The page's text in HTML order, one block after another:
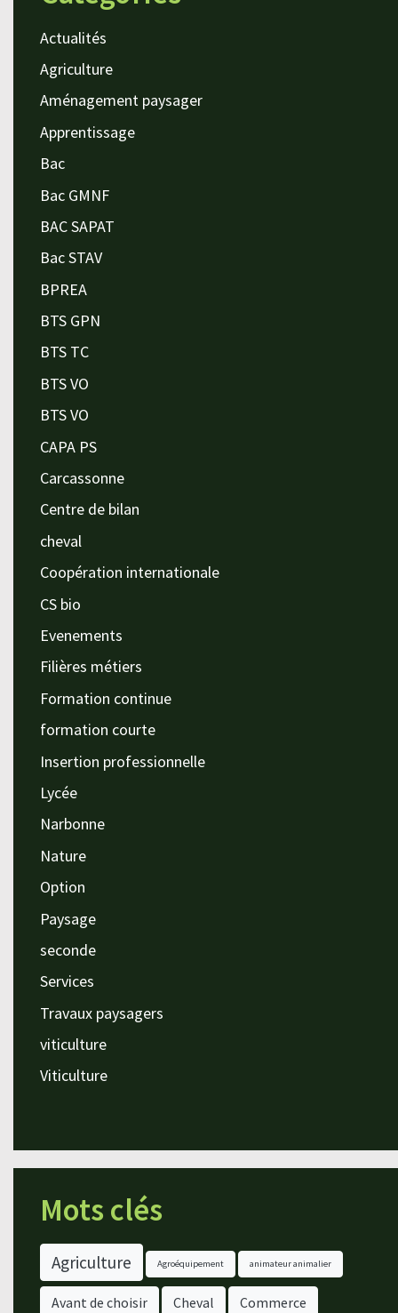
Actualités
Agriculture
Aménagement paysager
Apprentissage
Bac
Bac GMNF
BAC SAPAT
Bac STAV
BPREA
BTS GPN
BTS TC
BTS VO
BTS VO
CAPA PS
Carcassonne
Centre de bilan
cheval
Coopération internationale
CS bio
Evenements
Filières métiers
Formation continue
formation courte
Insertion professionnelle
Lycée
Narbonne
Nature
Option
Paysage
seconde
Services
Travaux paysagers
viticulture
Viticulture
Mots clés
Agriculture Agroéquipement animateur animalier
Avant de choisir Cheval Commerce